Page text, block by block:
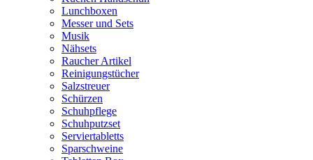
Lunchboxen
Messer und Sets
Musik
Nähsets
Raucher Artikel
Reinigungstücher
Salzstreuer
Schürzen
Schuhpflege
Schuhputzset
Serviertabletts
Sparschweine